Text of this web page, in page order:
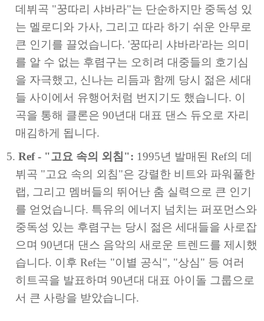
데뷔곡 "꿍따리 샤바라"는 단순하지만 중독성 있
는 멜로디와 가사, 그리고 따라 하기 쉬운 안무로
큰 인기를 끌었습니다. '꿍따리 샤바라'라는 의미
를 알 수 없는 후렴구는 오히려 대중들의 호기심
을 자극했고, 신나는 리듬과 함께 당시 젊은 세대
들 사이에서 유행어처럼 번지기도 했습니다. 이
곡을 통해 클론은 90년대 대표 댄스 듀오로 자리
매김하게 됩니다.
Ref - "고요 속의 외침": 1995년 발매된 Ref의 데
뷔곡 "고요 속의 외침"은 강렬한 비트와 파워풀한
랩, 그리고 멤버들의 뛰어난 춤 실력으로 큰 인기
를 얻었습니다. 특유의 에너지 넘치는 퍼포먼스와
중독성 있는 후렴구는 당시 젊은 세대들을 사로잡
으며 90년대 댄스 음악의 새로운 트렌드를 제시했
습니다. 이후 Ref는 "이별 공식", "상심" 등 여러
히트곡을 발표하며 90년대 대표 아이돌 그룹으로
서 큰 사랑을 받았습니다.